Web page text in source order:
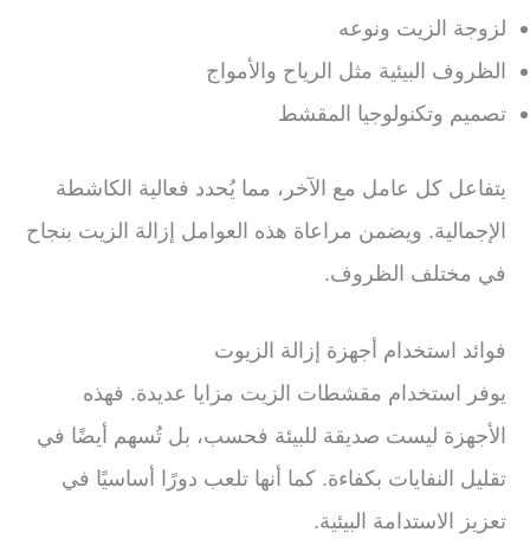
لزوجة الزيت ونوعه
الظروف البيئية مثل الرياح والأمواج
تصميم وتكنولوجيا المقشط
يتفاعل كل عامل مع الآخر، مما يُحدد فعالية الكاشطة
الإجمالية. ويضمن مراعاة هذه العوامل إزالة الزيت بنجاح
في مختلف الظروف.
فوائد استخدام أجهزة إزالة الزيوت
يوفر استخدام مقشطات الزيت مزايا عديدة. فهذه
الأجهزة ليست صديقة للبيئة فحسب، بل تُسهم أيضًا في
تقليل النفايات بكفاءة. كما أنها تلعب دورًا أساسيًا في
تعزيز الاستدامة البيئية.